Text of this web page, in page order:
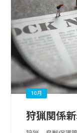
10月
狩猟関係